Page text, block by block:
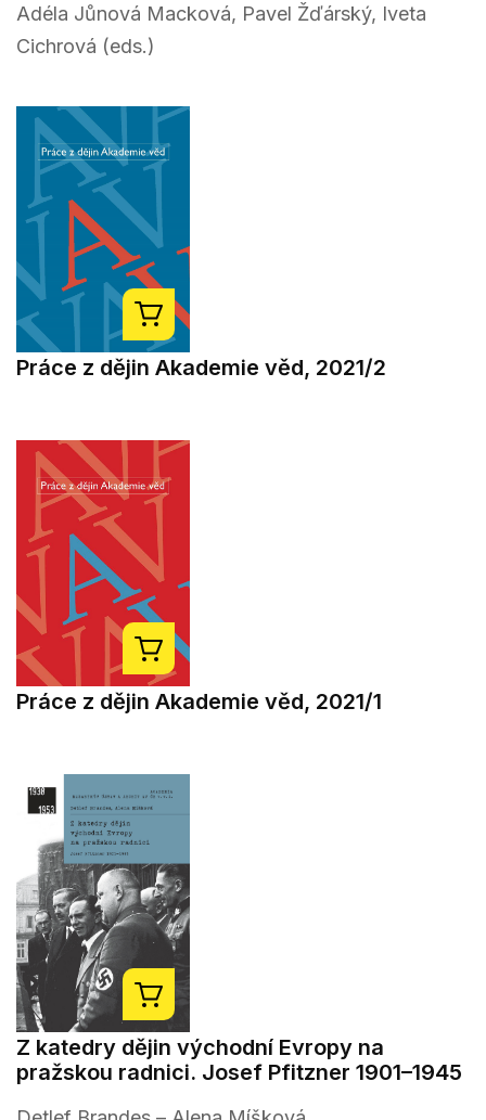
Adéla Jůnová Macková, Pavel Žďárský, Iveta
Cichrová (eds.)
Práce z dějin Akademie věd, 2021/2
Práce z dějin Akademie věd, 2021/1
Z katedry dějin východní Evropy na
pražskou radnici. Josef Pfitzner 1901–1945